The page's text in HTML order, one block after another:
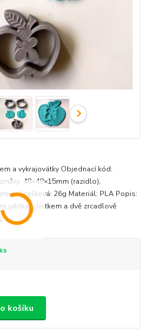
a vykrajovátky Objednací kód:
48×48×15mm (razidlo),
celková: 26g Materiál: PLA Popis:
jablka s lístkem a dvě zrcadlově
košíku